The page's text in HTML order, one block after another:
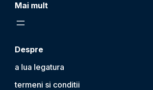
Mai mult
Despre
a lua legatura
termeni si conditii